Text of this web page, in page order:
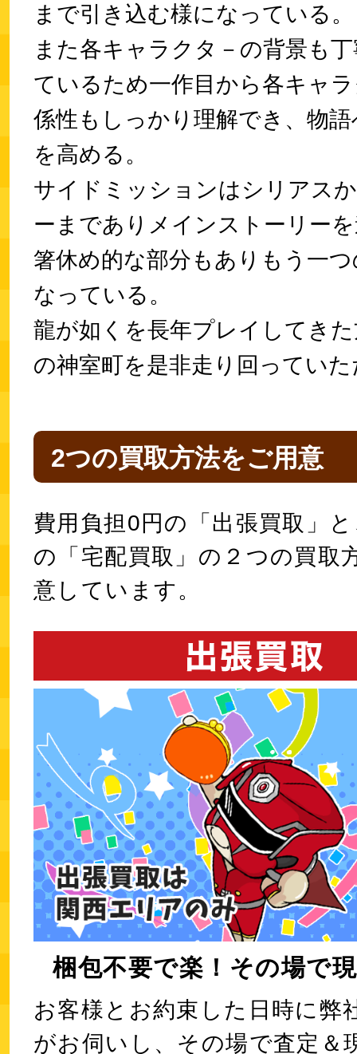
まで引き込む様になっている。
また各キャラクタ－の背景も
ているため一作目から各キャ
係性もしっかり理解でき、物
を高める。
サイドミッションはシリアス
ーまでありメインストーリー
箸休め的な部分もありもう一
なっている。
龍が如くを長年プレイしてき
の神室町を是非走り回ってい
2つの買取方法をご用意
費用負担0円の「出張買取」
の「宅配買取」の２つの買取
意しています。
梱包不要で楽！その場で
お客様とお約束した日時に弊
がお伺いし、その場で査定＆